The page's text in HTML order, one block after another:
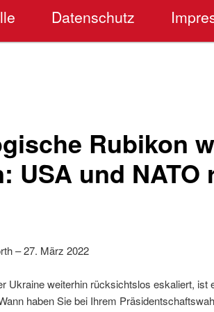
Datenschutz
Rubikon
USA und NATO
– 27. März 2022
Ukraine weiterhin rücksichtslos eskaliert, ist
haben Sie bei Ihrem